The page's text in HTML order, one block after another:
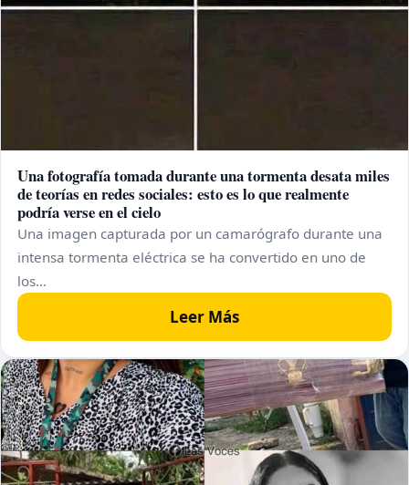
Una fotografía tomada durante una tormenta desata miles
de teorías en redes sociales: esto es lo que realmente
podría verse en el cielo
Una imagen capturada por un camarógrafo durante una
intensa tormenta eléctrica se ha convertido en uno de
los…
Leer Más